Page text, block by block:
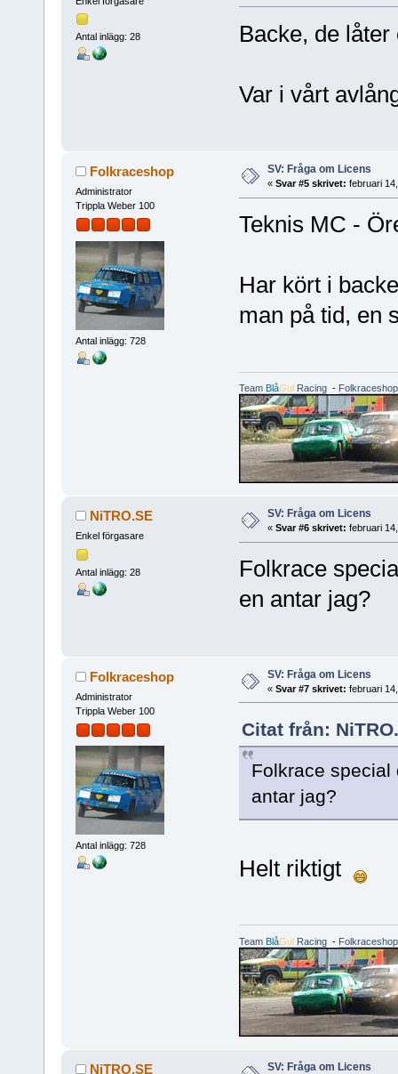
Antal inlägg: 28 Backe, de
Var i vårt
Folkraceshop
Administrator
Trippla Weber 100
Antal inlägg: 728
SV: Fråga om Licens
« Svar #5 skrivet: februari
Teknis MC -
Har kört i
man på tid, en
Team BlåGul Racing- Folkraceshop
NiTRO.SE
Enkel förgasare
Antal inlägg: 28
SV: Fråga om Licens
« Svar #6 skrivet: februari
Folkrace
en antar jag?
Folkraceshop
Administrator
Trippla Weber 100
Antal inlägg: 728
SV: Fråga om Licens
« Svar #7 skrivet: februari
Citat från:
Folkrace special
antar jag?
Helt riktigt
Team BlåGulRacing- Folkraceshop
NiTRO.SE SV: Fråga om Licens